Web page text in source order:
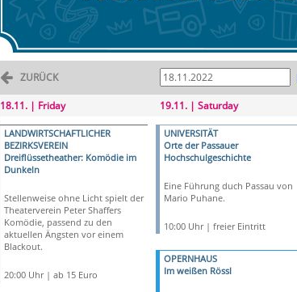
ZURÜCK
18.11. | Friday
LANDWIRTSCHAFTLICHER
BEZIRKSVEREIN
Dreiflüssetheather: Komödie im
Dunkeln
Stellenweise ohne Licht spielt der
Theaterverein Peter Shaffers
Komödie, passend zu den
aktuellen Ängsten vor einem
Blackout.
20:00 Uhr | ab 15 Euro
19.11. | Saturday
UNIVERSITÄT
Orte der Passauer
Hochschulgeschichte
Eine Führung duch Passau von
Mario Puhane.
10:00 Uhr | freier Eintritt
OPERNHAUS
Im weißen Rössl